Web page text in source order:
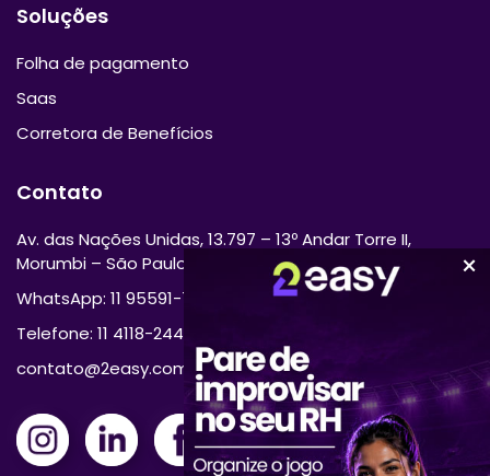
Soluções
Folha de pagamento
Saas
Corretora de Benefícios
Contato
Av. das Nações Unidas, 13.797 – 13º Andar Torre II,
Morumbi – São Paulo/SP 04794-000
WhatsApp: 11 95591-7870
Telefone: 11 4118-2444
contato@2easy.com.br